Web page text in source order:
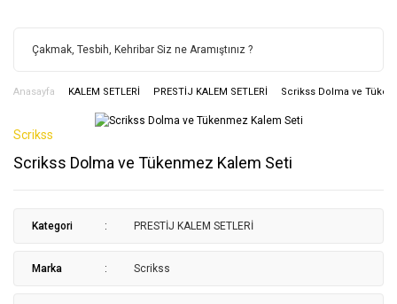
Anasayfa KALEM SETLERİ PRESTİJ KALEM SETLERİ Scrikss Dolma ve
Scrikss
Scrikss Dolma ve Tükenmez Kalem Seti
Kategori PRESTİJ KALEM SETLERİ
Marka Scrikss